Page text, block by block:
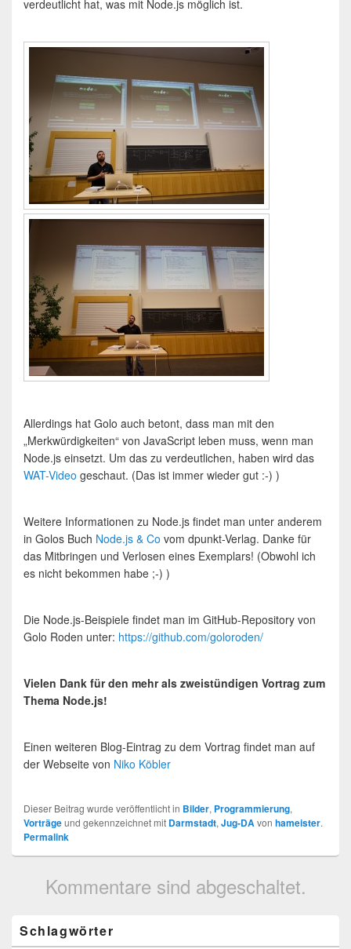
verdeutlicht hat, was mit Node.js möglich ist.
Allerdings hat Golo auch betont, dass man mit den
„Merkwürdigkeiten“ von JavaScript leben muss, wenn man
Node.js einsetzt. Um das zu verdeutlichen, haben wird das
WAT-Video geschaut. (Das ist immer wieder gut :-) )
Weitere Informationen zu Node.js findet man unter anderem
in Golos Buch Node.js & Co vom dpunkt-Verlag. Danke für
das Mitbringen und Verlosen eines Exemplars! (Obwohl ich
es nicht bekommen habe ;-) )
Die Node.js-Beispiele findet man im GitHub-Repository von
Golo Roden unter: https://github.com/goloroden/
Vielen Dank für den mehr als zweistündigen Vortrag zum
Thema Node.js!
Einen weiteren Blog-Eintrag zu dem Vortrag findet man auf
der Webseite von Niko Köbler
Dieser Beitrag wurde veröffentlicht in Bilder, Programmierung,
Vorträgeund gekennzeichnet mit Darmstadt, Jug-DAvon hameister.
Permalink
Kommentare sind abgeschaltet.
Schlagwörter